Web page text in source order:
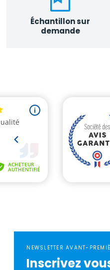
Échantillon sur
demande
NEWSLETTER AVANT-
Inscrivez